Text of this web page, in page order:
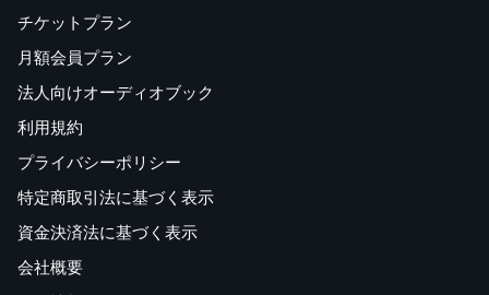
チケットプラン
月額会員プラン
法人向けオーディオブック
利用規約
プライバシーポリシー
特定商取引法に基づく表示
資金決済法に基づく表示
会社概要